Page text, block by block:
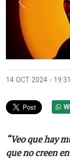
Anterior
14 OCT 2024 - 19:31
“Veo que hay
que no creen